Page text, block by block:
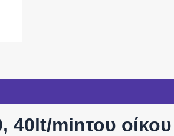
minτου οίκου